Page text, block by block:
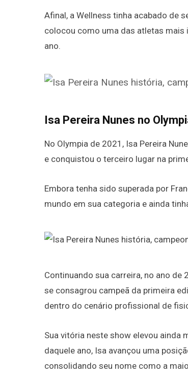
Afinal, a Wellness tinha acabado de
colocou como uma das atletas mais
ano.
Isa Pereira Nunes no
No Olympia de 2021, Isa Pereira
e conquistou o terceiro lugar na
Embora tenha sido superada por
mundo em sua categoria e ainda
Continuando sua carreira, no ano
se consagrou campeã da primeira
dentro do cenário profissional de
Sua vitória neste show elevou ainda
daquele ano, Isa avançou uma
consolidando seu nome como a